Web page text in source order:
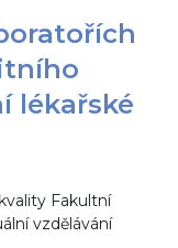
lékařské
Fakultní
vzdělávání